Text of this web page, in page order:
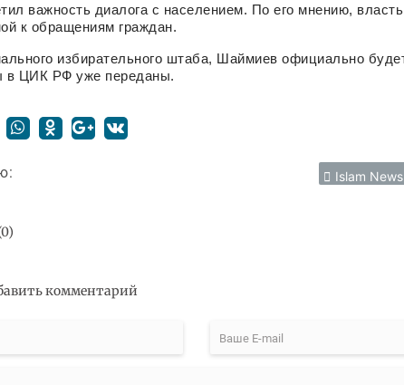
важность диалога с населением. По его мнению,
к обращениям граждан.
избирательного штаба, Шаймиев официально
в ЦИК РФ уже переданы.
Islam News
0)
комментарий